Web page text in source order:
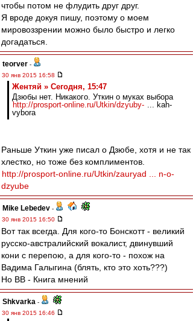
чтобы потом не флудить друг друг.
Я вроде докуя пишу, поэтому о моем
мировоззрении можно было быстро и легко
догадаться.
teorver -
30 янв 2015 16:58
Жентяй » Сегодня, 15:47
Дзюбы нет. Никакого. Уткин о муках выбора
http://prosport-online.ru/Utkin/dzyuby- ... kah-
vybora
Раньше Уткин уже писал о Дзюбе, хотя и не так
хлестко, но тоже без комплиментов.
http://prosport-online.ru/Utkin/zauryad ... n-o-
dzyube
Mike Lebedev -
30 янв 2015 16:50
Вот так всегда. Для кого-то Бонскотт - великий
русско-австралийский вокалист, двинувший
кони с перепою, а для кого-то - похож на
Вадима Галыгина (блять, кто это хоть???)
Но ВВ - Книга мнений
Shkvarka -
30 янв 2015 16:46